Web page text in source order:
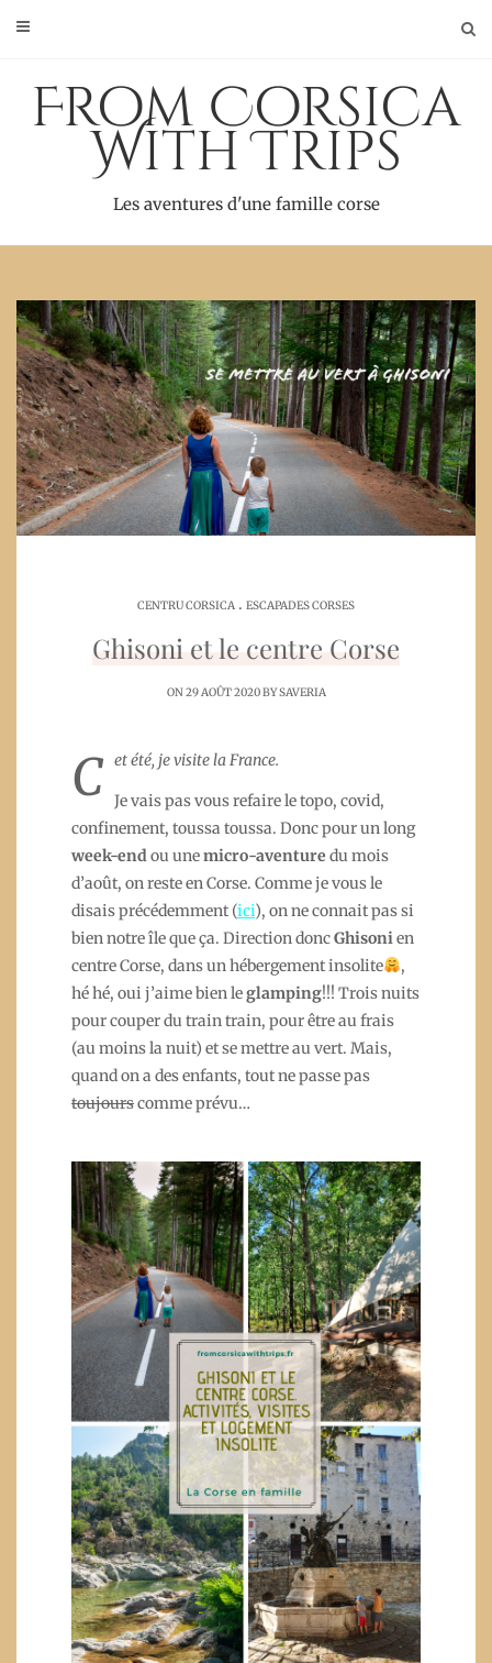
From Corsica
With Trips
Les aventures d'une famille corse
CENTRU CORSICA . ESCAPADES CORSES
Ghisoni et le centre Corse
ON 29 AOÛT 2020 BYSAVERIA
C et été, je visite la France.
Je vais pas vous refaire le topo, covid,
confinement, toussa toussa. Donc pour un long
week-end ou unemicro-aventure du mois
d’août, on reste en Corse. Comme je vous le
disais précédemment (ici), on ne connait pas si
bien notre île que ça. Direction doncGhisoni en
centre Corse, dans un hébergement insolite
,
hé hé, oui j’aime bien leglamping!!! Trois nuits
pour couper du train train, pour être au frais
(au moins la nuit) et se mettre au vert. Mais,
quand on a des enfants, tout ne passe pas
toujourscomme prévu…